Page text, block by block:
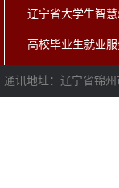
辽宁省大学生智
高校毕业生就业
通讯地址：辽宁省锦